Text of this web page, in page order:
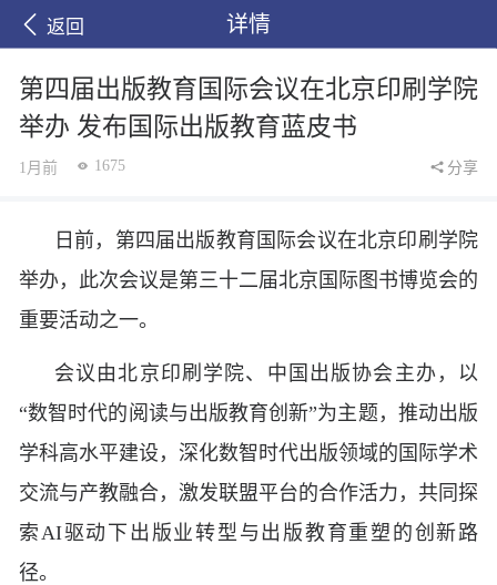
返回 详情
第四届出版教育国际会议在北京印刷学院
举办 发布国际出版教育蓝皮书
1月前 1675 分享
日前，第四届出版教育国际会议在北京印刷学院
举办，此次会议是第三十二届北京国际图书博览会的
重要活动之一。
会议由北京印刷学院、中国出版协会主办，以
“数智时代的阅读与出版教育创新”为主题，推动出版
学科高水平建设，深化数智时代出版领域的国际学术
交流与产教融合，激发联盟平台的合作活力，共同探
索AI驱动下出版业转型与出版教育重塑的创新路
径。